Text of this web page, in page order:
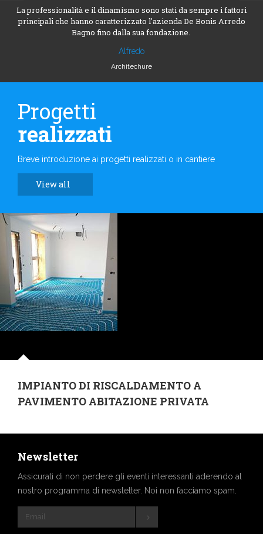
La professionalità e il dinamismo sono stati da sempre i fattori
principali che hanno caratterizzato l'azienda De Bonis Arredo
Bagno fino dalla sua fondazione.
Alfredo
Architechure
Progetti
realizzati
Breve introduzione ai progetti realizzati o in cantiere
View all
IMPIANTO DI RISCALDAMENTO A
PAVIMENTO ABITAZIONE PRIVATA
Newsletter
Assicurati di non perdere gli eventi interessanti aderendo al
nostro programma di newsletter. Noi non facciamo spam.